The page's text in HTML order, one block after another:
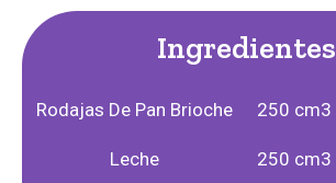
Ingredientes
Rodajas De Pan Brioche 250 cm3
Leche 250 cm3